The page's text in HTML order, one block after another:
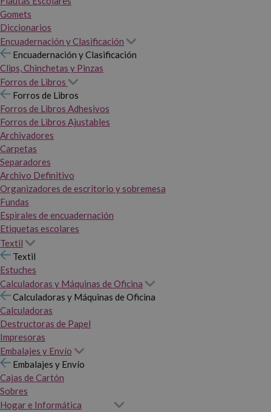
Gomets
Diccionarios
Encuadernación y Clasificación
Encuadernación y Clasificación
Clips, Chinchetas y Pinzas
Forros de Libros
Forros de Libros
Forros de Libros Adhesivos
Forros de Libros Ajustables
Archivadores
Carpetas
Separadores
Archivo Definitivo
Organizadores de escritorio y sobremesa
Fundas
Espirales de encuadernación
Etiquetas escolares
Textil
Textil
Estuches
Calculadoras y Máquinas de Oficina
Calculadoras y Máquinas de Oficina
Calculadoras
Destructoras de Papel
Impresoras
Embalajes y Envío
Embalajes y Envío
Cajas de Cartón
Sobres
Hogar e Informática